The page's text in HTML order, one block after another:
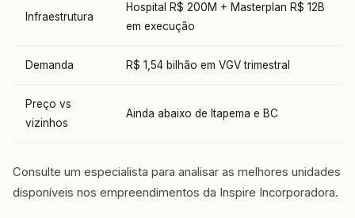
Infraestrutura
Hospital R$ 200M + Masterplan R$ 12B
em execução
Demanda R$ 1,54 bilhão em VGV trimestral
Preço vs
vizinhos
Ainda abaixo de Itapema e BC
Consulte um especialista para analisar as melhores unidades
disponíveis nos empreendimentos da Inspire Incorporadora.